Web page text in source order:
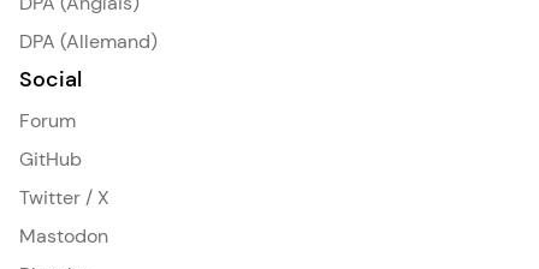
DPA (Allemand)
Social
Forum
GitHub
Twitter / X
Mastodon